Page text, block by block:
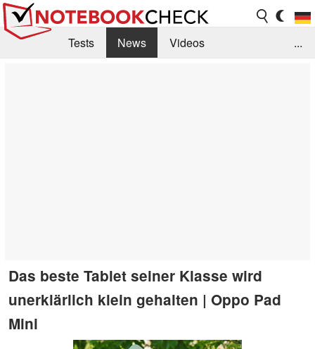
Tests News
Videos
...
Das beste Tablet seiner Klasse wird
unerklärlich klein gehalten | Oppo Pad
Mini